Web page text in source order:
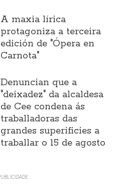
A maxia lírica
protagoniza a terceira
edición de "Ópera en
Carnota"
Denuncian que a
"deixadez" da alcaldesa
de Cee condena ás
traballadoras das
grandes superificies a
traballar o 15 de agosto